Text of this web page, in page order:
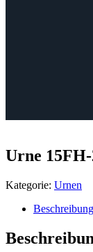
Urne
Kategorie: Urnen
Beschreibung